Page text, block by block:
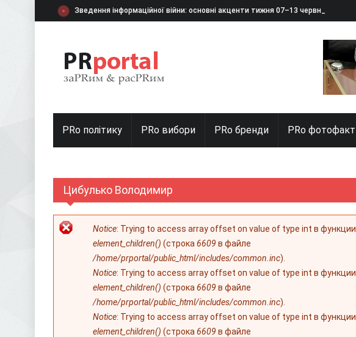
Перейти к основному содержаниюЗведення інформаційної війни: основні акценти тижня 07–13 червня 2025
PRo політику PRo вибори PRо бренди PRо фотофакт
Цибулько Володимир
Сообщение об ошибке
Notice: Trying to access array offset on value of type int в функции
element_children() (строка 6609 в файле
/home/prportal/public_html/includes/common.inc).
Notice: Trying to access array offset on value of type int в функции
element_children() (строка 6609 в файле
/home/prportal/public_html/includes/common.inc).
Notice: Trying to access array offset on value of type int в функции
element_children() (строка 6609 в файле